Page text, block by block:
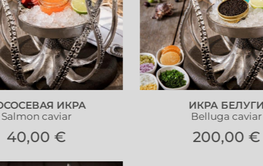
ИКРА
Salmon caviar
40,00 €
ИКРА
Belluga caviar
200,00 €